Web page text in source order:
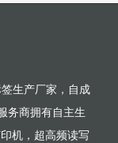
生产厂家，自成
务商拥有自主生
机，超高频读写